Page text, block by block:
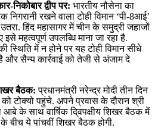
निकोबार द्वीप पर: भारतीय नौसेना का
निगरानी रखने वाला टोही विमान ‘पी-8आई’
उतरा. हिंद महासागर में चीन के समुद्री जहाजों
महत्‍वपूर्ण उपलब्धि माना जा रहा है.
में न होने पर यह टोही विमान सीधे
और सैन्‍य कार्रवाई को तेजी से अंजाम दे
बैठक: प्रधानमंत्री नरेन्द्र मोदी तीन दिन
टोक्यो पहुंचे. अपने प्रवास के दौरान श्री
आबे के साथ वार्षिक दि्वपक्षीय शिखर बैठक में
बीच ये पांचवीं शिखर बैठक होगी.